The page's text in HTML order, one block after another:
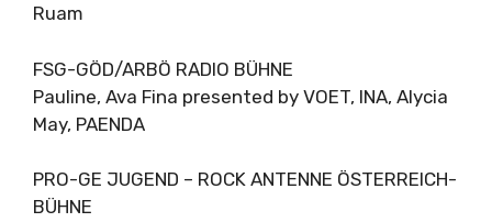
Ruam
FSG-GÖD/ARBÖ RADIO BÜHNE
Pauline, Ava Fina presented by VOET, INA, Alycia
May, PAENDA
PRO-GE JUGEND – ROCK ANTENNE ÖSTERREICH-
BÜHNE